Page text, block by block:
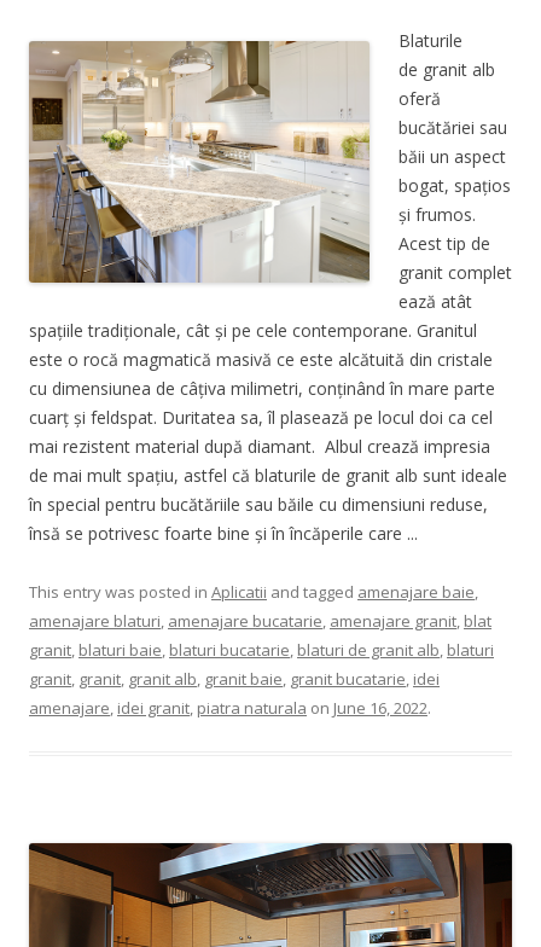
Blaturile
de granit alb
oferă
bucătăriei sau
băii un aspect
bogat, spațios
și frumos.
Acest tip de
granit complet
ează atât
spațiile tradiționale, cât și pe cele contemporane. Granitul
este o rocă magmatică masivă ce este alcătuită din cristale
cu dimensiunea de câțiva milimetri, conținând în mare parte
cuarț și feldspat. Duritatea sa, îl plasează pe locul doi ca cel
mai rezistent material după diamant. Albul crează impresia
de mai mult spațiu, astfel că blaturile de granit alb sunt ideale
în special pentru bucătăriile sau băile cu dimensiuni reduse,
însă se potrivesc foarte bine și în încăperile care ...
This entry was posted in Aplicatii and tagged amenajare baie,
amenajare blaturi, amenajare bucatarie, amenajare granit, blat
granit, blaturi baie, blaturi bucatarie, blaturi de granit alb, blaturi
granit, granit, granit alb, granit baie, granit bucatarie, idei
amenajare, idei granit, piatra naturala on June 16, 2022.